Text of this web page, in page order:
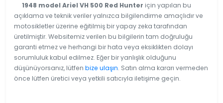
1948 model Ariel VH 500 Red Hunter için yapılan bu
açıklama ve teknik veriler yalnızca bilgilendirme amaçlıdır ve
motosikletler üzerine eğitilmiş bir yapay zeka tarafından
üretilmiştir. Websitemiz verilen bu bilgilerin tam doğruluğu
garanti etmez ve herhangi bir hata veya eksiklikten dolayı
sorumluluk kabul edilmez. Eğer bir yanlışlık olduğunu
düşünüyorsanız, lütfen bize ulaşın. Satın alma kararı vermeden
önce lütfen üretici veya yetkili satıcıyla iletişime geçin.